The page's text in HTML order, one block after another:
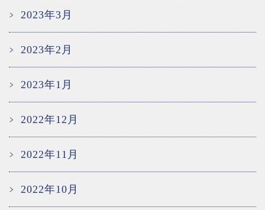
2023年3月
2023年2月
2023年1月
2022年12月
2022年11月
2022年10月